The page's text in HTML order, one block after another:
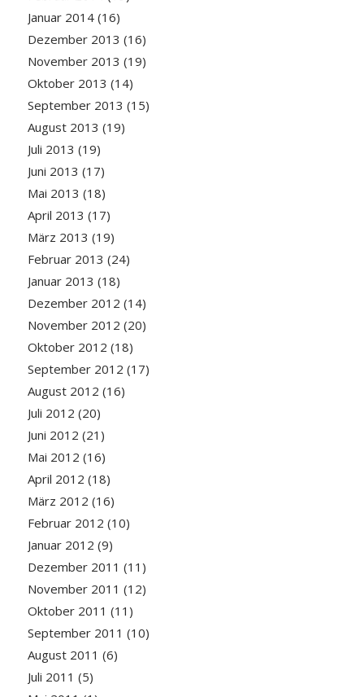
Januar 2014(16)
Dezember 2013 (16)
November 2013 (19)
Oktober 2013 (14)
September 2013 (15)
August 2013 (19)
Juli 2013 (19)
Juni 2013 (17)
Mai 2013 (18)
April 2013 (17)
März 2013 (19)
Februar 2013 (24)
Januar 2013 (18)
Dezember 2012 (14)
November 2012 (20)
Oktober 2012 (18)
September 2012 (17)
August 2012 (16)
Juli 2012 (20)
Juni 2012 (21)
Mai 2012 (16)
April 2012 (18)
März 2012 (16)
Februar 2012 (10)
Januar 2012 (9)
Dezember 2011 (11)
November 2011 (12)
Oktober 2011 (11)
September 2011 (10)
August 2011 (6)
Juli 2011 (5)